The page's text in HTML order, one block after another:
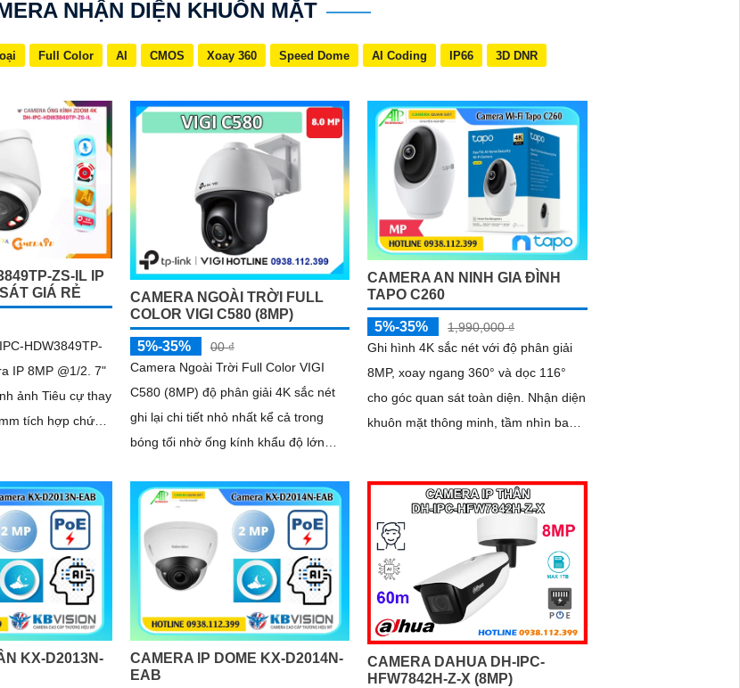
NHẬN DIỆN KHUÔN MẶT
Full Color AI CMOS Xoay 360 Speed Dome AI Coding IP66 3D DNR
ZS-IL IP
GIÁ RẺ
HDW3849TP-
IP 8MP @1/2. 7"
ảnh Tiêu cự thay
tích hợp chức
CAMERA NGOÀI TRỜI FULL
COLOR VIGI C580 (8MP)
5%-35%
00 ₫
Camera Ngoài Trời Full Color VIGI
C580 (8MP) độ phân giải 4K sắc nét
ghi lại chi tiết nhỏ nhất kể cả trong
bóng tối nhờ ống kính khẩu độ lớn
trợ. Kết nối Wi-Fi dễ triển khai chống
CAMERA AN NINH GIA ĐÌNH
TAPO C260
5%-35%
1,990,000 ₫
Ghi hình 4K sắc nét với độ phân giải
8MP, xoay ngang 360° và dọc 116°
cho góc quan sát toàn diện. Nhận diện
khuôn mặt thông minh, tầm nhìn ban
KX-D2013N-
CAMERA IP DOME KX-D2014N-
EAB
CAMERA DAHUA DH-IPC-
HFW7842H-Z-X (8MP)